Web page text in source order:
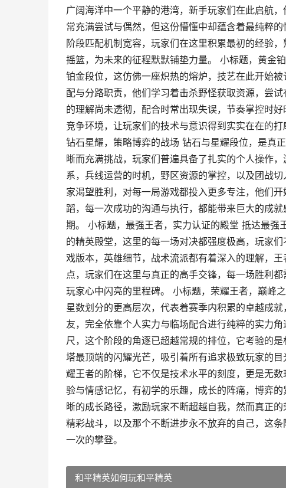
广阔海洋中一个平静的港湾，新手玩家们在此启航
常充满尝试与偶然，但这份懵懂中却蕴含着最纯粹
阶段匹配机制宽容，玩家们在这里积累最初的经验
摇篮，为未来的征程默默铺垫力量。 小标题，黄金
铂金段位，这仿佛一座炽热的熔炉，技艺在此开始
配与分路职责，他们学习着击杀野怪获取资源，尝
的理解尚未透彻，配合时常出现失误，节奏掌控时
竞争环境，让玩家们的技术与意识得到实实在在的
钻石星耀，策略博弈的战场 钻石与星耀段位，是真
晰而充满挑战，玩家们普遍具备了扎实的个人操作
系，兵线运营的时机，野区资源的掌控，以及团战
家渴望胜利，对每一局游戏都投入更多专注，他们
蹈，每一次成功的沟通与执行，都能带来巨大的成
期。 小标题，最强王者，实力认证的殿堂 抵达最
的精英殿堂，这里的每一场对决都强度极高，玩家
戏版本，英雄细节，战术流派都有着深入的理解，
点，玩家们在这里与真正的高手交锋，每一场胜利
玩家心中闪亮的里程碑。 小标题，荣耀王者，巅峰
星数划分的更高层次，代表着赛季内积累的卓越成
友，完全依靠个人实力与临场配合进行纯粹的实力
尺，这个阶段的角逐已超越常规的排位，它考验的
塔最顶端的闪耀光芒，吸引着所有追求极致玩家的
耀王者的阶梯，它不仅是技术水平的刻度，更是无
验与情感记忆，有初学的乐趣，成长的阵痛，博弈
晰的成长路径，激励玩家不断超越自我，然而真正
精彩战斗，以及那个不断进步永不放弃的自己，这
一次的攀登。
和平精英如何玩和平精英